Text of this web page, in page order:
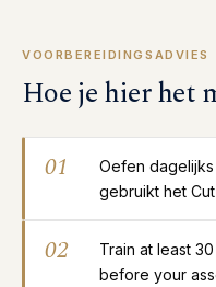
VOORBEREIDINGSADVIES
Hoe je hier het
01
Oefen
gebruikt het
02
Train at least
before your